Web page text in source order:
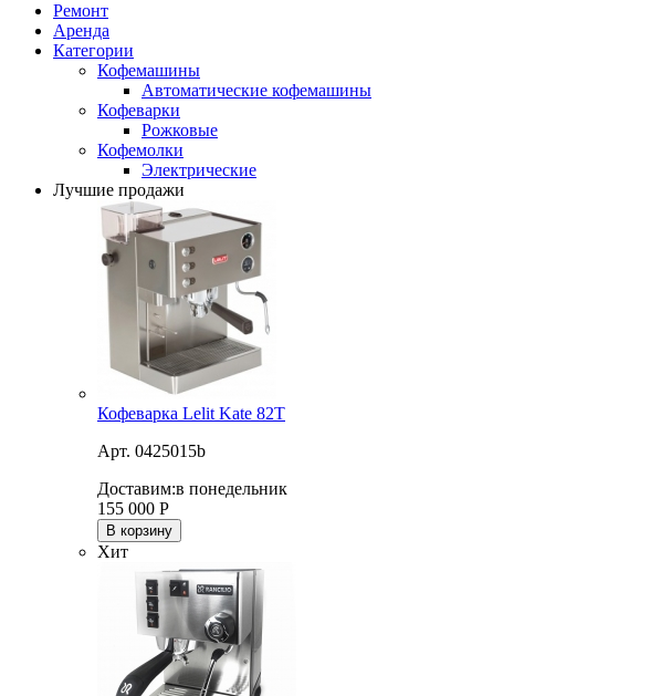
Ремонт
Аренда
Категории
Кофемашины
Автоматические кофемашины
Кофеварки
Рожковые
Кофемолки
Электрические
Лучшие продажи
Кофеварка Lelit Kate 82T
Арт. 0425015b
Доставим:в понедельник
155 000 Р
В корзину
Хит